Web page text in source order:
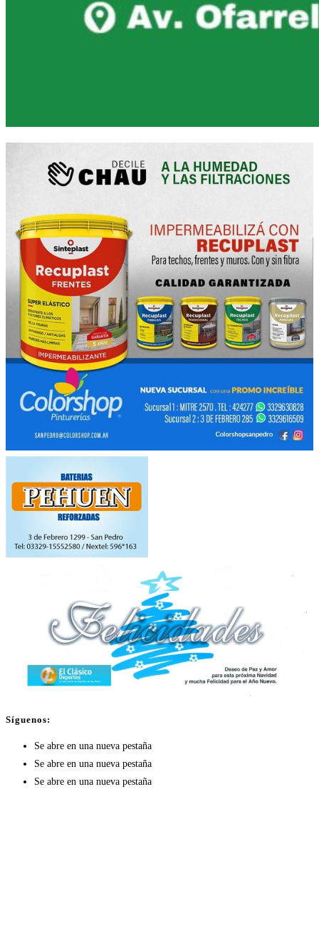
Síguenos:
Se abre en una nueva pestaña
Se abre en una nueva pestaña
Se abre en una nueva pestaña